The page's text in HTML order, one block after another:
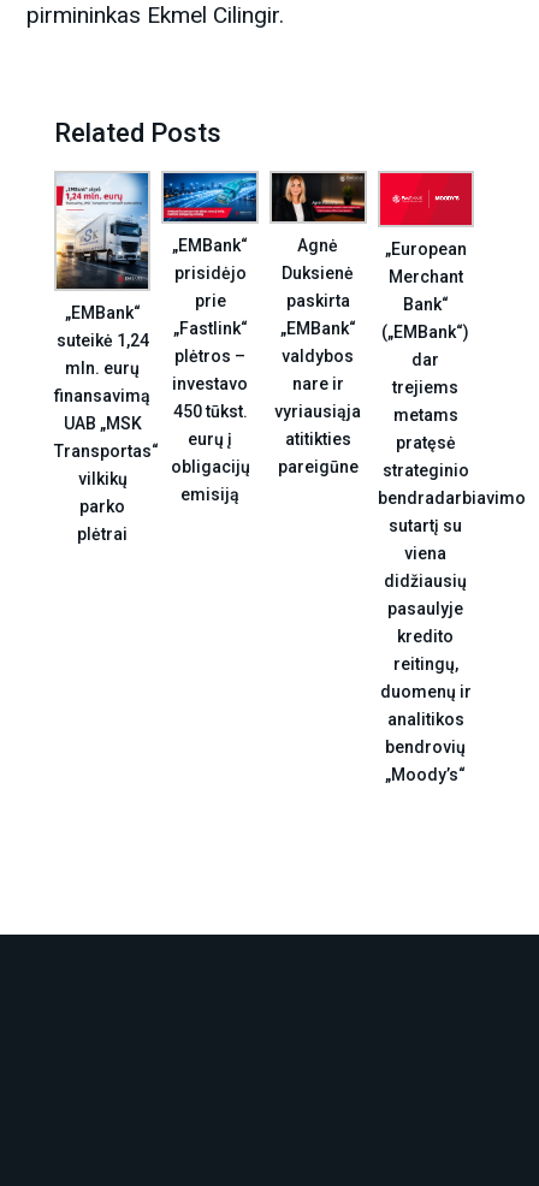
pirmininkas Ekmel Cilingir.
Related Posts
„EMBank“
suteikė 1,24
mln. eurų
finansavimą
UAB „MSK
Transportas“
vilkikų
parko
plėtrai
„EMBank“
prisidėjo
prie
„Fastlink“
plėtros –
investavo
450 tūkst.
eurų į
obligacijų
emisiją
Agnė
Duksienė
paskirta
„EMBank“
valdybos
nare ir
vyriausiąja
atitikties
pareigūne
„European
Merchant
Bank“
(„EMBank“)
dar
trejiems
metams
pratęsė
strateginio
bendradarbiavimo
sutartį su
viena
didžiausių
pasaulyje
kredito
reitingų,
duomenų ir
analitikos
bendrovių
„Moody’s“